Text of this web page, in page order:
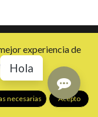
experiencia de
necesarias Acepto
Hola